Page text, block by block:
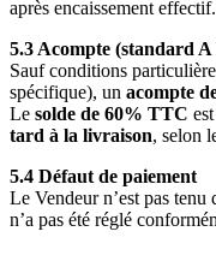
après encaissement effectif.
5.3 Acompte (standard
Sauf conditions
spécifique), un acompte
Le solde de 60% TTC
tard à la livraison, selon
5.4 Défaut de paiement
Le Vendeur n’est pas
n’a pas été réglé